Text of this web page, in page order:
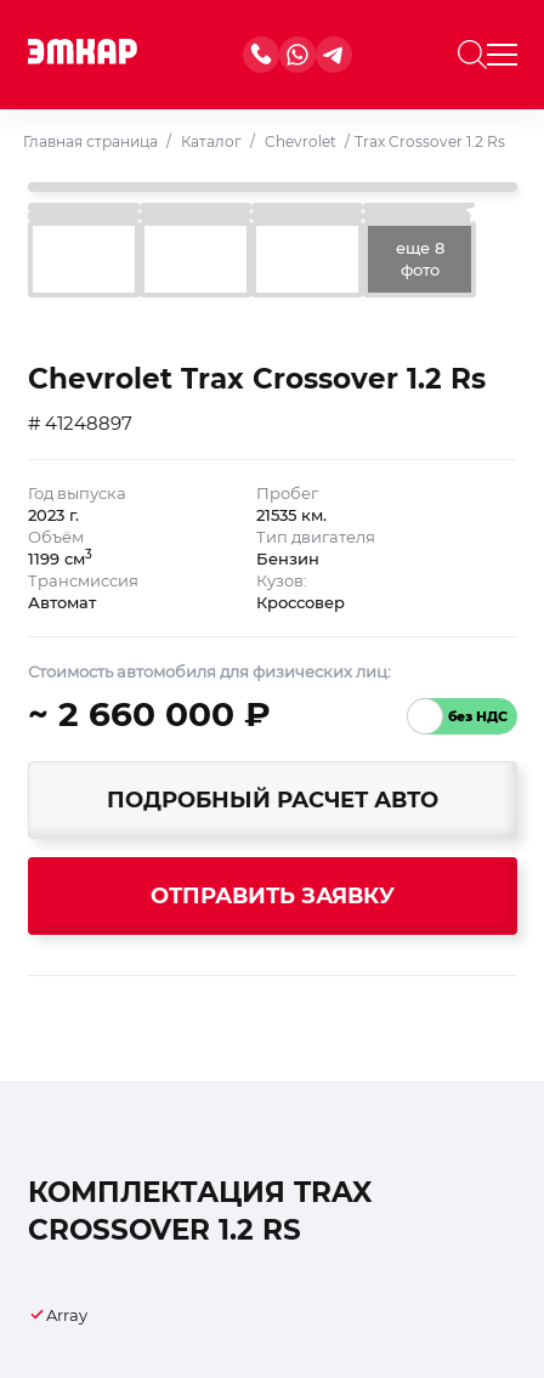
Главная страница / Каталог / Chevrolet / Trax Crossover 1.2 Rs
еще 8
фото
Chevrolet Trax Crossover 1.2 Rs
# 41248897
Год выпуска
2023 г.
Пробег
21535 км.
Объём
1199 см3
Тип двигателя
Бензин
Трансмиссия
Автомат
Кузов:
Кроссовер
Стоимость автомобиля для физических лиц:
~ 2 660 000 ₽
ПОДРОБНЫЙ РАСЧЕТ АВТО
ОТПРАВИТЬ ЗАЯВКУ
КОМПЛЕКТАЦИЯ TRAX
CROSSOVER 1.2 RS
Array